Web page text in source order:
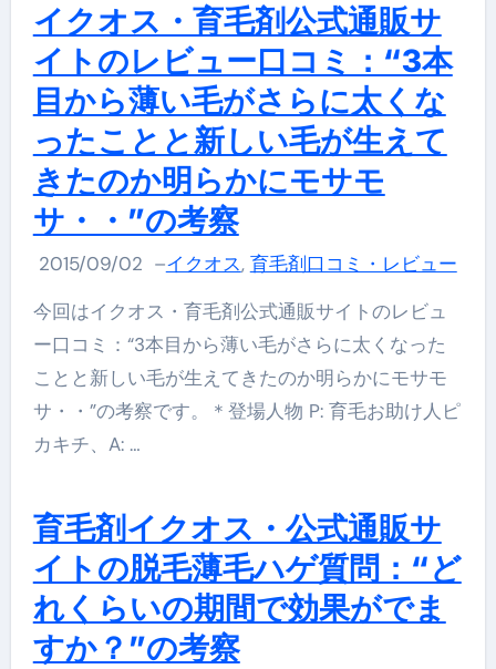
イクオス・育毛剤公式通販サ
イトのレビュー口コミ：“3本
目から薄い毛がさらに太くな
ったことと新しい毛が生えて
きたのか明らかにモサモ
サ・・”の考察
2015/09/02 –イクオス, 育毛剤口コミ・レビュー
今回はイクオス・育毛剤公式通販サイトのレビュ
ー口コミ：“3本目から薄い毛がさらに太くなった
ことと新しい毛が生えてきたのか明らかにモサモ
サ・・”の考察です。＊登場人物 P: 育毛お助け人ピ
カキチ、A: …
育毛剤イクオス・公式通販サ
イトの脱毛薄毛ハゲ質問：“ど
れくらいの期間で効果がでま
すか？”の考察